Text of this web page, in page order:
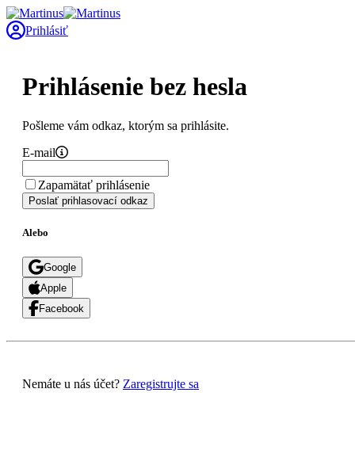
Prihlásiť
Prihlásenie bez hesla
Pošleme vám odkaz, ktorým sa prihlásite.
E-mail
Zapamätať prihlásenie
Poslať prihlasovací odkaz
Alebo
Google
Apple
Facebook
Nemáte u nás účet? Zaregistrujte sa